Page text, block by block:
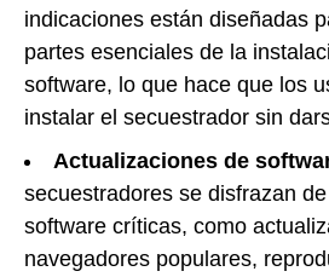
indicaciones están diseñadas
partes esenciales de la
software, lo que hace que los
instalar el secuestrador sin
Actualizaciones de
secuestradores se disfrazan
software críticas, como
navegadores populares,